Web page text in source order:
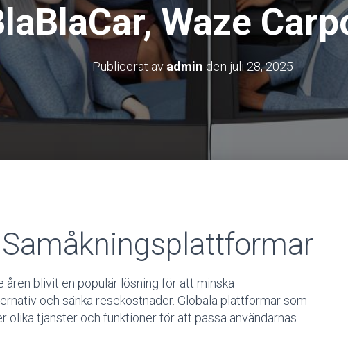
Waze
Publicerat av admin den juli 28, 2025
blivit en populär lösning för att minska
och sänka resekostnader. Globala plattformar som
olika tjänster och funktioner för att passa användarnas